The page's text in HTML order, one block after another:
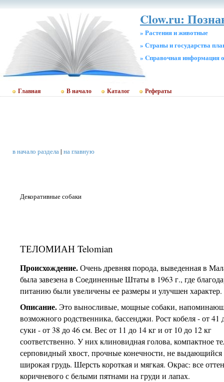
Clow.ru:
» Растения и животные
» Страны и государства
» Cправочная информация
Главная В начало Каталог Рефераты
в начало раздела| на главную
Декоративные собаки
ТЕЛОМИАН Telomian
Происхождение.Очень древняя порода, выведенная в
была завезена в Соединенные Штаты в 1963 г., где
питанию были увеличены ее размеры и улучшен характер.
Описание.Это выносливые, мощные собаки,
возможного родственника, бассенджи. Рост кобеля - от 41
суки - от 38 до 46 см. Вес от 11 до 14 кг и от 10 до 12 кг
соответственно. У них клиновидная голова, компактное
серповидный хвост, прочные конечности, не
широкая грудь. Шерсть короткая и мягкая. Окрас: все
коричневого с белыми пятнами на груди и лапах.